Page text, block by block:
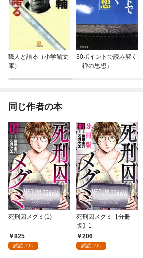
職人と語る（小学館文
庫）
30ポイントで読み解く
「禅の思想」
同じ作者の本
死刑囚メグミ(1)
825
試読フル
死刑囚メグミ【分冊
版】1
206
試読フル